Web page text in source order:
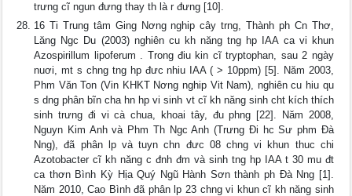
trưng cĩ ngun đưng thay th là r đưng [10].
16 Ti Trung tâm Ging Nơng nghip cây trng, Thành ph Cn Thơ,
Lăng Ngc Du (2003) nghiên cu kh năng tng hp IAA ca vi khun
Azospirillum lipoferum . Trong điu kin cĩ tryptophan, sau 2 ngày
nuơi, mt s chng tng hp đưc nhiu IAA ( > 10ppm) [5]. Năm 2003,
Phm Văn Ton (Vin KHKT Nơng nghip Vit Nam), nghiên cu hiu qu
s dng phân bĩn cha hn hp vi sinh vt cĩ kh năng sinh cht kích thích
sinh trưng đi vi cà chua, khoai tây, đu phng [22]. Năm 2008,
Nguyn Kim Anh và Phm Th Ngc Anh (Trưng Đi hc Sư phm Đà
Nng), đã phân lp và tuyn chn đưc 08 chng vi khun thuc chi
Azotobacter cĩ kh năng c đnh đm và sinh tng hp IAA t 30 mu đt
ca thơn Bình Kỳ Hịa Quý Ngũ Hành Sơn thành ph Đà Nng [1].
Năm 2010, Cao Bình đã phân lp 23 chng vi khun cĩ kh năng sinh